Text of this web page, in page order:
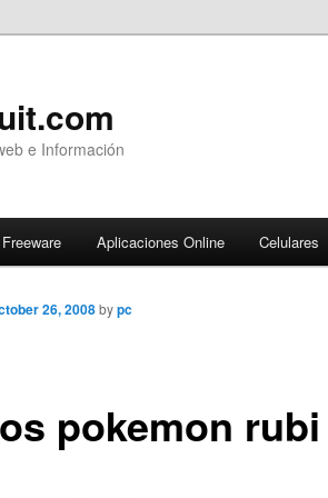
e Información
Freeware Aplicaciones Online Celulares
pokemon
26, 2008 bypc